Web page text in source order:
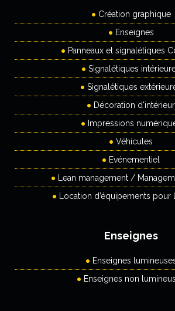
Création graphique
Enseignes
Panneaux et signalétiques
Signalétiques
Signalétiques
Décoration d'intérieur
Impressions
Véhicules
Evénementiel
Lean management /
Location d’équipements pour
Enseignes
Enseignes
Enseignes non